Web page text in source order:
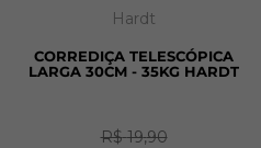
Hardt
CORREDIÇA TELESCÓPICA
LARGA 30CM - 35KG HARDT
R$ 19,90